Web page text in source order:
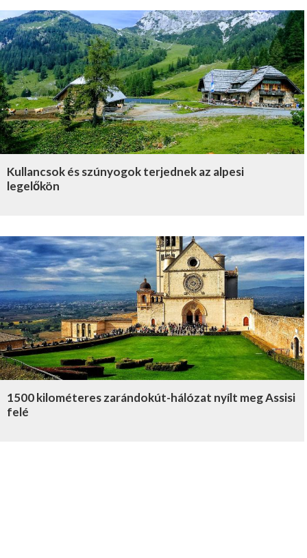
Kullancsok és szúnyogok terjednek az alpesi
legelőkön
1500 kilométeres zarándokút-hálózat nyílt meg Assisi
felé